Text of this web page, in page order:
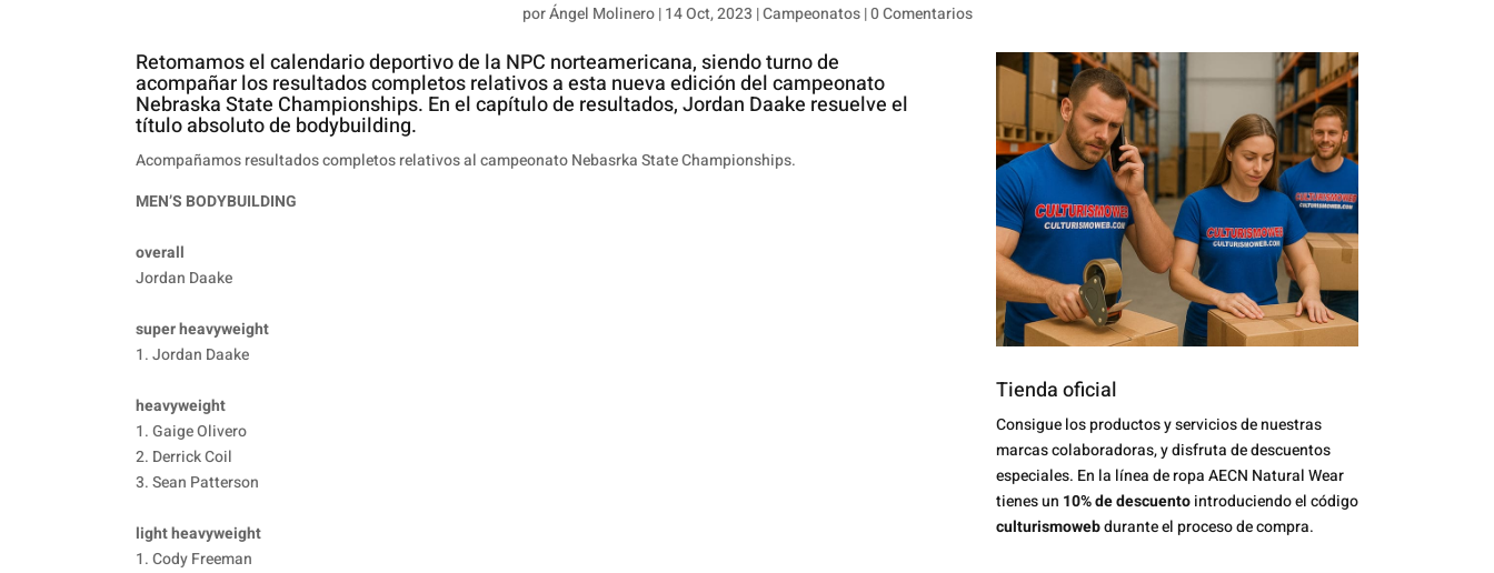
porÁngel Molinero|14 Oct, 2023 |Campeonatos|0 Comentarios
Retomamos el calendario deportivo de la NPC norteamericana, siendo turno de
acompañar los resultados completos relativos a esta nueva edición del campeonato
Nebraska State Championships. En el capítulo de resultados, Jordan Daake resuelve el
título absoluto de bodybuilding.
Acompañamos resultados completos relativos al campeonato Nebasrka State Championships.
MEN’S BODYBUILDING
overall
Jordan Daake
super heavyweight
1. Jordan Daake
heavyweight
1. Gaige Olivero
2. Derrick Coil
3. Sean Patterson
light heavyweight
1. Cody Freeman
Tienda oficial
Consigue los productos y servicios de nuestras
marcas colaboradoras, y disfruta de descuentos
especiales. En la línea de ropa AECN Natural Wear
tienes un 10% de descuentointroduciendo el código
culturismowebdurante el proceso de compra.